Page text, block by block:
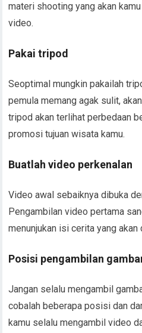
materi shooting yang akan
video.
Pakai tripod
Seoptimal mungkin pakailah
pemula memang agak sulit,
tripod akan terlihat perbedaan
promosi tujuan wisata kamu.
Buatlah video perkenalan
Video awal sebaiknya dibuka
Pengambilan video pertama
menunjukan isi cerita yang akan
Posisi pengambilan
Jangan selalu mengambil
cobalah beberapa posisi dan
kamu selalu mengambil video